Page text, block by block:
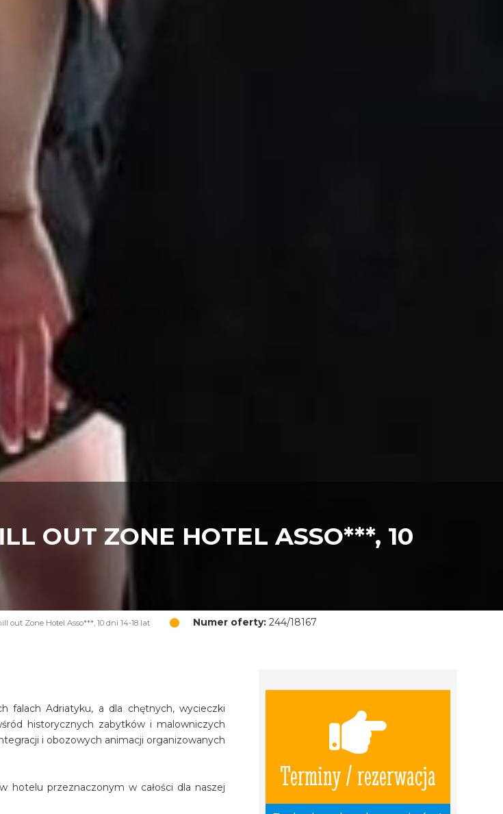
OUT ZONE HOTEL ASSO***, 10
out Zone Hotel Asso***, 10 dni 14-18 lat Numer oferty: 244/18167
Terminy / rezerwacja
falach Adriatyku, a dla chętnych, wycieczki
historycznych zabytków i malowniczych
i obozowych animacji organizowanych
hotelu przeznaczonym w całości dla naszej